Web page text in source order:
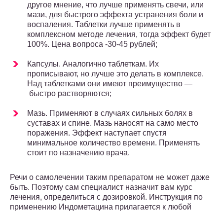
другое мнение, что лучше применять свечи, или
мази, для быстрого эффекта устранения боли и
воспаления. Таблетки лучше применять в
комплексном методе лечения, тогда эффект будет
100%. Цена вопроса -30-45 рублей;
Капсулы. Аналогично таблеткам. Их
прописывают, но лучше это делать в комплексе.
Над таблетками они имеют преимущество —
быстро растворяются;
Мазь. Применяют в случаях сильных болях в
суставах и спине. Мазь наносят на само место
поражения. Эффект наступает спустя
минимальное количество времени. Применять
стоит по назначению врача.
Речи о самолечении таким препаратом не может даже
быть. Поэтому сам специалист назначит вам курс
лечения, определиться с дозировкой. Инструкция по
применению Индометацина прилагается к любой